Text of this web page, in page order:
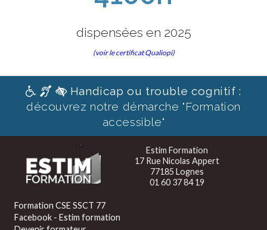
dispensées en 2025
(voir le certificat Qualiopi)
Handicap ou trouble cognitif :
découvrez notre démarche "Formation
accessible"
Estim Formation
17 Rue Nicolas Appert
77185 Lognes
01 60 37 84 19
Formation CSE SSCT 77
Facebook - Estim formation